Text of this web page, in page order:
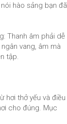
hào sảng bạn đã
Thanh âm phải dễ
vang, âm mà
tập.
hơi thở yếu và điều
cho đúng. Mục